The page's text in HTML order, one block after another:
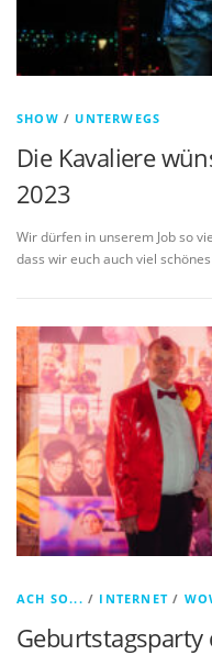
SHOW / UNTERWEGS
Die Kavaliere
2023
Wir dürfen in unserem Job so
dass wir euch auch viel
ACH SO... / INTERNET /
Geburtstagsparty